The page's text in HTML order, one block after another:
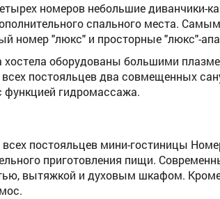
номеров небольшие диванчики-
спального места.
номер "люкс" и просторные "люкс"-
хостела оборудованы большими
постояльцев два совмещенных
функцией гидромассажа.
постояльцев мини-гостиницы
приготовления пищи.
вытяжкой и духовым шкафом. Кроме